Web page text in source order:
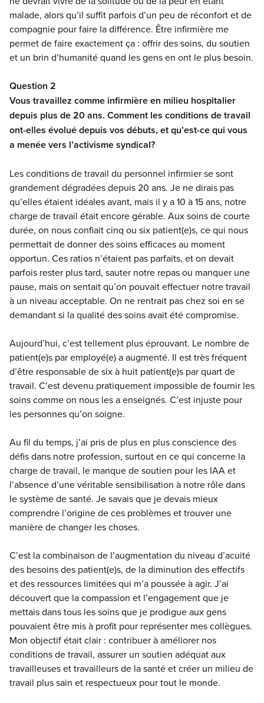
malade, alors qu’il suffit parfois d’un peu de réconfort et de
compagnie pour faire la différence. Être infirmière me
permet de faire exactement ça : offrir des soins, du soutien
et un brin d’humanité quand les gens en ont le plus besoin.
Question 2
Vous travaillez comme infirmière en milieu hospitalier
depuis plus de 20 ans. Comment les conditions de travail
ont-elles évolué depuis vos débuts, et qu’est-ce qui vous
a menée vers l’activisme syndical?
Les conditions de travail du personnel infirmier se sont
grandement dégradées depuis 20 ans. Je ne dirais pas
qu’elles étaient idéales avant, mais il y a 10 à 15 ans, notre
charge de travail était encore gérable. Aux soins de courte
durée, on nous confiait cinq ou six patient(e)s, ce qui nous
permettait de donner des soins efficaces au moment
opportun. Ces ratios n’étaient pas parfaits, et on devait
parfois rester plus tard, sauter notre repas ou manquer une
pause, mais on sentait qu’on pouvait effectuer notre travail
à un niveau acceptable. On ne rentrait pas chez soi en se
demandant si la qualité des soins avait été compromise.
Aujourd’hui, c’est tellement plus éprouvant. Le nombre de
patient(e)s par employé(e) a augmenté. Il est très fréquent
d’être responsable de six à huit patient(e)s par quart de
travail. C’est devenu pratiquement impossible de fournir les
soins comme on nous les a enseignés. C’est injuste pour
les personnes qu’on soigne.
Au fil du temps, j’ai pris de plus en plus conscience des
défis dans notre profession, surtout en ce qui concerne la
charge de travail, le manque de soutien pour les IAA et
l’absence d’une véritable sensibilisation à notre rôle dans
le système de santé. Je savais que je devais mieux
comprendre l’origine de ces problèmes et trouver une
manière de changer les choses.
C’est la combinaison de l’augmentation du niveau d’acuité
des besoins des patient(e)s, de la diminution des effectifs
et des ressources limitées qui m’a poussée à agir. J’ai
découvert que la compassion et l’engagement que je
mettais dans tous les soins que je prodigue aux gens
pouvaient être mis à profit pour représenter mes collègues.
Mon objectif était clair : contribuer à améliorer nos
conditions de travail, assurer un soutien adéquat aux
travailleuses et travailleurs de la santé et créer un milieu de
travail plus sain et respectueux pour tout le monde.